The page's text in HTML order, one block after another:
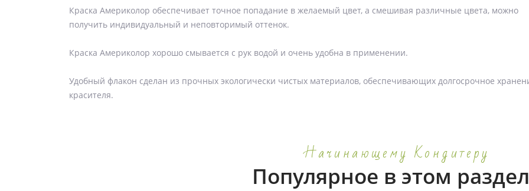
Краска Америколор обеспечивает точное попадание в желаемый цвет, а смешивая различные цвета, можно
получить индивидуальный и неповторимый оттенок.
Краска Америколор хорошо смывается с рук водой и очень удобна в применении.
Удобный флакон сделан из прочных экологически чистых материалов, обеспечивающих долгосрочное
красителя.
Начинающему Кондитеру
Популярное в этом